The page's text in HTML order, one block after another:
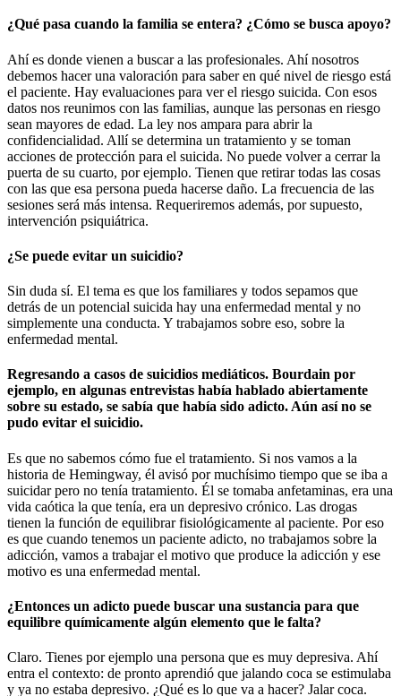
¿Qué pasa cuando la familia se entera? ¿Cómo se busca apoyo?
Ahí es donde vienen a buscar a las profesionales. Ahí nosotros
debemos hacer una valoración para saber en qué nivel de riesgo está
el paciente. Hay evaluaciones para ver el riesgo suicida. Con esos
datos nos reunimos con las familias, aunque las personas en riesgo
sean mayores de edad. La ley nos ampara para abrir la
confidencialidad. Allí se determina un tratamiento y se toman
acciones de protección para el suicida. No puede volver a cerrar la
puerta de su cuarto, por ejemplo. Tienen que retirar todas las cosas
con las que esa persona pueda hacerse daño. La frecuencia de las
sesiones será más intensa. Requeriremos además, por supuesto,
intervención psiquiátrica.
¿Se puede evitar un suicidio?
Sin duda sí. El tema es que los familiares y todos sepamos que
detrás de un potencial suicida hay una enfermedad mental y no
simplemente una conducta. Y trabajamos sobre eso, sobre la
enfermedad mental.
Regresando a casos de suicidios mediáticos. Bourdain por
ejemplo, en algunas entrevistas había hablado abiertamente
sobre su estado, se sabía que había sido adicto. Aún así no se
pudo evitar el suicidio.
Es que no sabemos cómo fue el tratamiento. Si nos vamos a la
historia de Hemingway, él avisó por muchísimo tiempo que se iba a
suicidar pero no tenía tratamiento. Él se tomaba anfetaminas, era una
vida caótica la que tenía, era un depresivo crónico. Las drogas
tienen la función de equilibrar fisiológicamente al paciente. Por eso
es que cuando tenemos un paciente adicto, no trabajamos sobre la
adicción, vamos a trabajar el motivo que produce la adicción y ese
motivo es una enfermedad mental.
¿Entonces un adicto puede buscar una sustancia para que
equilibre químicamente algún elemento que le falta?
Claro. Tienes por ejemplo una persona que es muy depresiva. Ahí
entra el contexto: de pronto aprendió que jalando coca se estimulaba
y ya no estaba depresivo. ¿Qué es lo que va a hacer? Jalar coca.